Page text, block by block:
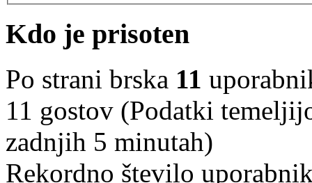
Kdo je prisoten
Po strani brska 11
11 gostov (Podatki
zadnjih 5 minutah)
Rekordno število